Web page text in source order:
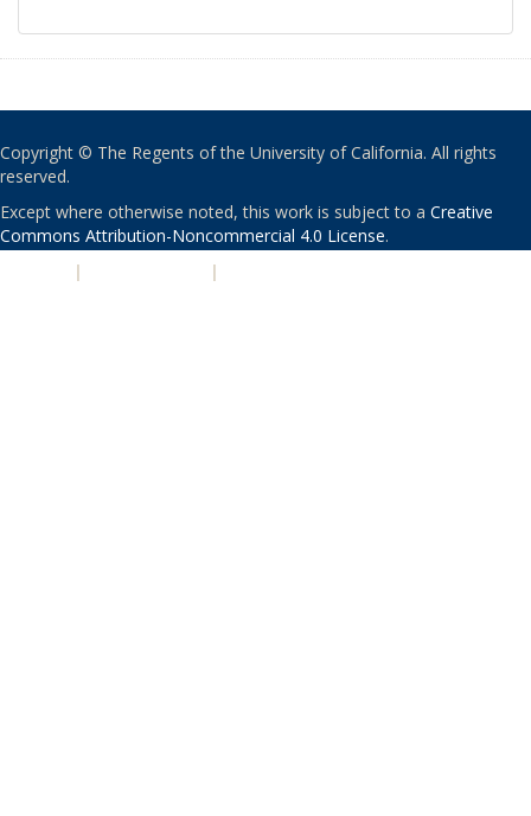
Copyright © The Regents of the University of California. All rights
reserved.
Except where otherwise noted, this work is subject to a Creative
Commons Attribution-Noncommercial 4.0 License.
| |